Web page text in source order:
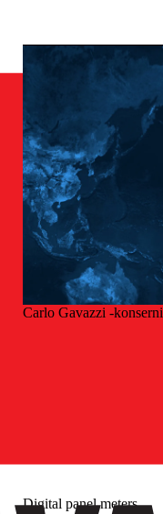
Carlo Gavazzi -konserni
Digital panel meters